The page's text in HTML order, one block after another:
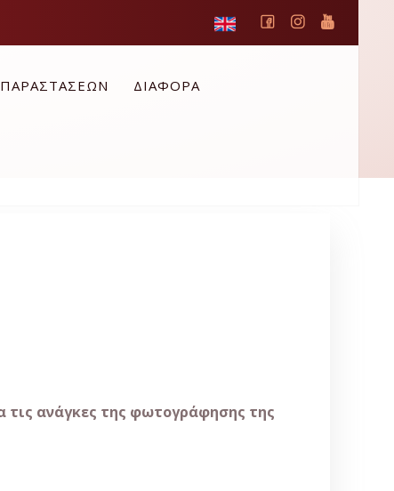
ΔΙΑΦΟΡΑ
τις ανάγκες της φωτογράφησης της